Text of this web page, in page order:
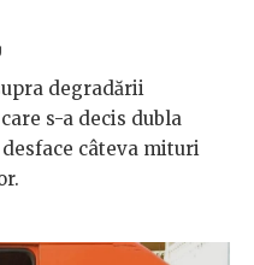
degradării
s-a decis dubla
câteva mituri